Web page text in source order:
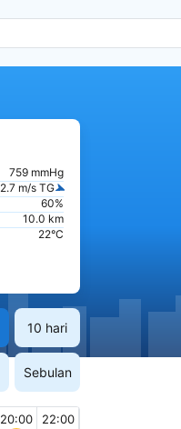
759 mmHg
2.7 m/s TG
60%
10.0 km
22°C
10 hari
Sebulan
20:00 22:00